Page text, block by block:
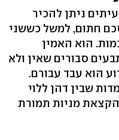
ניתן להכיר
חתום, למשל כששני
הוא האמין
סבורים שאין ולא
הוא עבד עבורם.
שבין דהן ללוי
מניות תמורת